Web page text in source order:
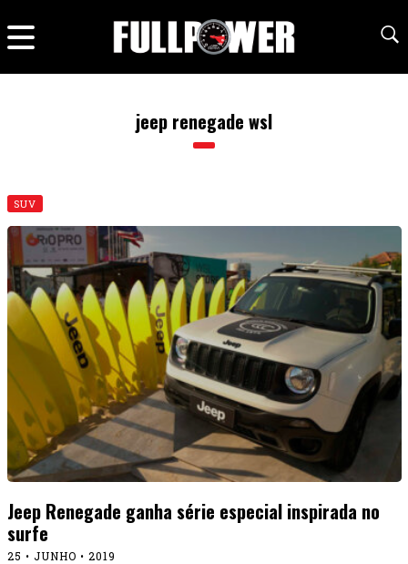
jeep renegade wsl
SUV
Jeep Renegade ganha série especial inspirada no
surfe
25 • JUNHO • 2019